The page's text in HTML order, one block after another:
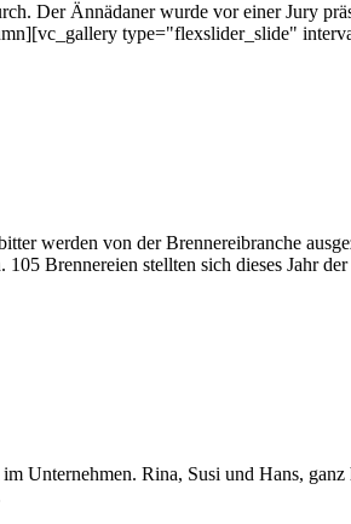
Der Ännädaner wurde vor einer Jury
type="flexslider_slide"
werden von der Brennereibranche
Brennereien stellten sich dieses Jahr
Unternehmen. Rina, Susi und Hans,